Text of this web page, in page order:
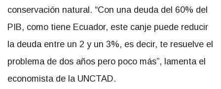
conservación natural. “Con una deuda del 60% del
PIB, como tiene Ecuador, este canje puede reducir
la deuda entre un 2 y un 3%, es decir, te resuelve el
problema de dos años pero poco más”, lamenta el
economista de la UNCTAD.